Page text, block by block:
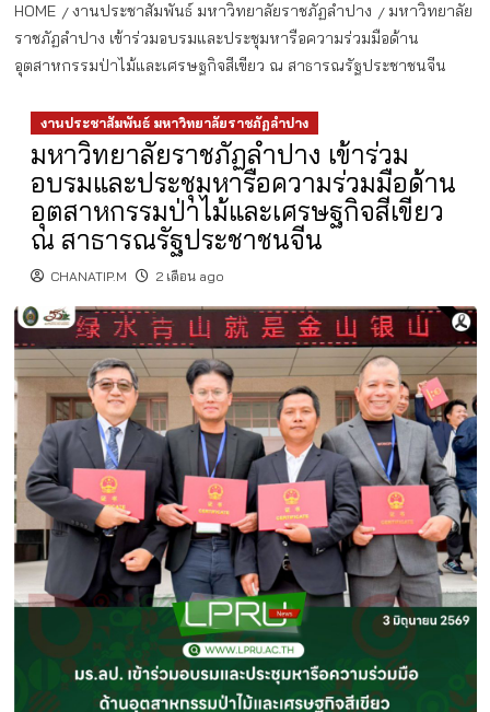
HOME งานประชาสัมพันธ์ มหาวิทยาลัยราชภัฏลำปาง
มหาวิทยาลัย
ราชภัฏลำปาง เข้าร่วมอบรมและประชุมหารือความร่วมมือด้าน
อุตสาหกรรมป่าไม้และเศรษฐกิจสีเขียว ณ สาธารณรัฐประชาชนจีน
งานประชาสัมพันธ์ มหาวิทยาลัยราชภัฏลำปาง
มหาวิทยาลัยราชภัฏลำปาง เข้าร่วม
อบรมและประชุมหารือความร่วมมือด้าน
อุตสาหกรรมป่าไม้และเศรษฐกิจสีเขียว
ณ สาธารณรัฐประชาชนจีน
CHANATIP.M 2 เดือน ago